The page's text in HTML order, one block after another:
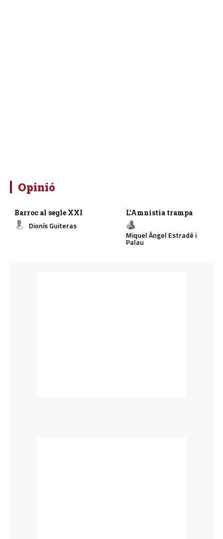
Opinió
Barroc al segle XXI
Dionís Guiteras
L’Amnistia trampa
Miquel Àngel Estradé i
Palau